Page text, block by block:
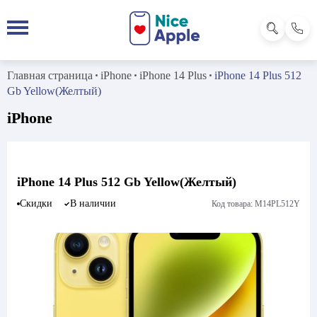
Главная страница iPhone iPhone 14 Plus
iPhone 14 Plus 512
Gb Yellow(Желтый)
iPhone
iPhone 14 Plus 512 Gb Yellow(Желтый)
Скидки В наличии Код товара: M14PL512Y